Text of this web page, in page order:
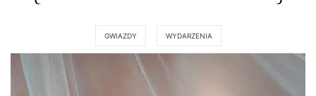
GWIAZDY WYDARZENIA